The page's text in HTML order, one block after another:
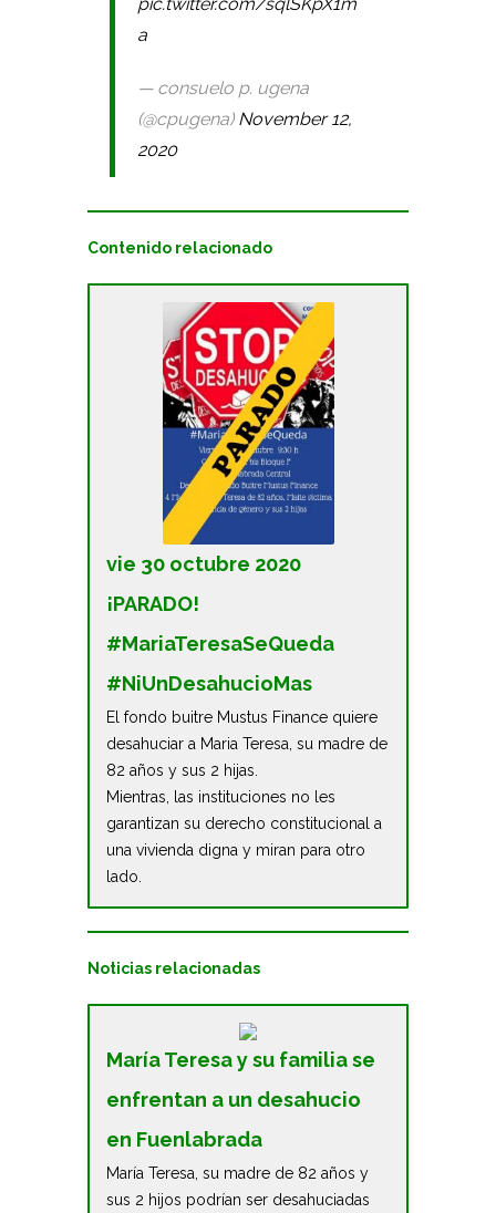
a
— consuelo p. ugena
(@cpugena) November 12,
2020
Contenido relacionado
vie 30 octubre 2020
¡PARADO!
#MariaTeresaSeQueda
#NiUnDesahucioMas
El fondo buitre Mustus Finance quiere
desahuciar a Maria Teresa, su madre de
82 años y sus 2 hijas.
Mientras, las instituciones no les
garantizan su derecho constitucional a
una vivienda digna y miran para otro
lado.
Noticias relacionadas
María Teresa y su familia se
enfrentan a un desahucio
en Fuenlabrada
María Teresa, su madre de 82 años y
sus 2 hijos podrían ser desahuciadas